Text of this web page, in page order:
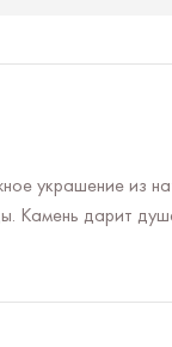
украшение из
Камень дарит